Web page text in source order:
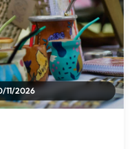
11/2026